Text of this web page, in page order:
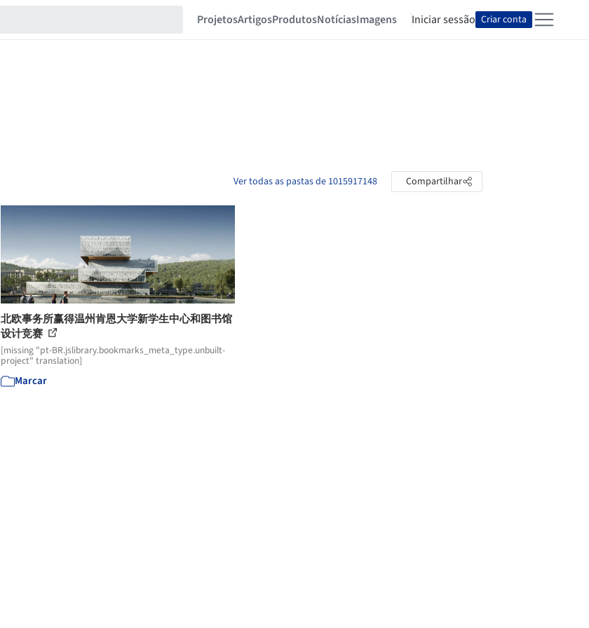
ProjetosArtigosProdutosNotíciasImagens Iniciar sessão Criar conta
Ver todas as pastas de 1015917148 Compartilhar
北欧事务所赢得温州肯恩大学新学生中心和图书馆
设计竞赛
[missing "pt-BR.jslibrary.bookmarks_meta_type.unbuilt-
project" translation]
Marcar